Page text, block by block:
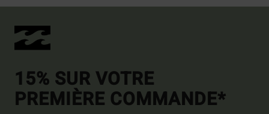
15% SUR VOTRE
PREMIÈRE COMMANDE*